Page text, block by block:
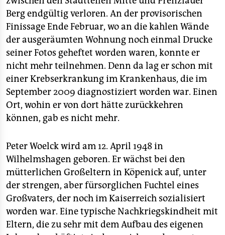
Berg endgültig verloren. An der provisorischen
Finissage Ende Februar, wo an die kahlen Wände
der ausgeräumten Wohnung noch einmal Drucke
seiner Fotos geheftet worden waren, konnte er
nicht mehr teilnehmen. Denn da lag er schon mit
einer Krebserkrankung im Krankenhaus, die im
September 2009 diagnostiziert worden war. Einen
Ort, wohin er von dort hätte zurückkehren
können, gab es nicht mehr.
Peter Woelck wird am 12. April 1948 in
Wilhelmshagen geboren. Er wächst bei den
mütterlichen Großeltern in Köpenick auf, unter
der strengen, aber fürsorglichen Fuchtel eines
Großvaters, der noch im Kaiserreich sozialisiert
worden war. Eine typische Nachkriegskindheit mit
Eltern, die zu sehr mit dem Aufbau des eigenen